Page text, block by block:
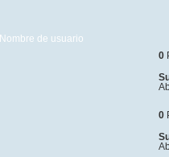
Nombre de usuario
0
0